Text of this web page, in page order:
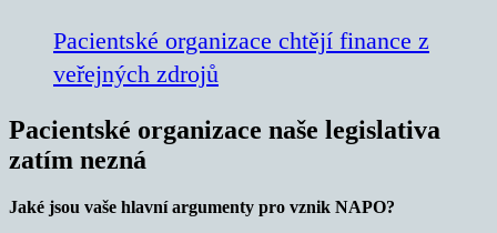
Pacientské organizace chtějí finance z
veřejných zdrojů
Pacientské organizace naše legislativa
zatím nezná
Jaké jsou vaše hlavní argumenty pro vznik NAPO?